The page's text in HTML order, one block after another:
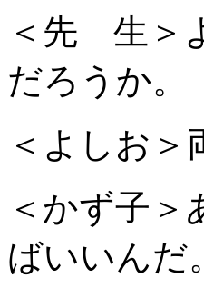
＜先 生＞
だろうか。
＜よしお
＜かず子
ばいいんだ。